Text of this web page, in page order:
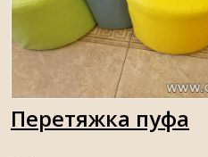
Перетяжка пуфа